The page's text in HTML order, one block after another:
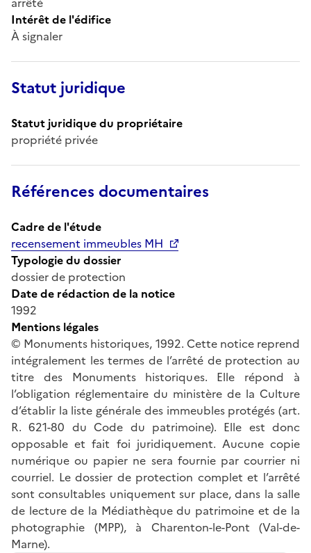
Intérêt de l'édifice
À signaler
Statut juridique
Statut juridique du propriétaire
propriété privée
Références documentaires
Cadre de l'étude
recensement immeubles MH
Typologie du dossier
dossier de protection
Date de rédaction de la notice
1992
Mentions légales
© Monuments historiques, 1992. Cette notice reprend
intégralement les termes de l’arrêté de protection au
titre des Monuments historiques. Elle répond à
l’obligation réglementaire du ministère de la Culture
d’établir la liste générale des immeubles protégés (art.
R. 621-80 du Code du patrimoine). Elle est donc
opposable et fait foi juridiquement. Aucune copie
numérique ou papier ne sera fournie par courrier ni
courriel. Le dossier de protection complet et l’arrêté
sont consultables uniquement sur place, dans la salle
de lecture de la Médiathèque du patrimoine et de la
photographie (MPP), à Charenton-le-Pont (Val-de-
Marne).